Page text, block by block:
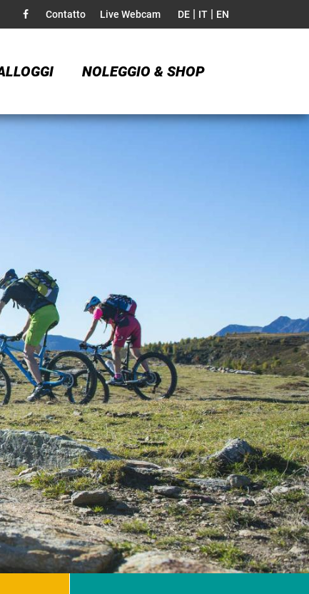
Contatto Live Webcam DE | IT | EN
NOLEGGIO & SHOP